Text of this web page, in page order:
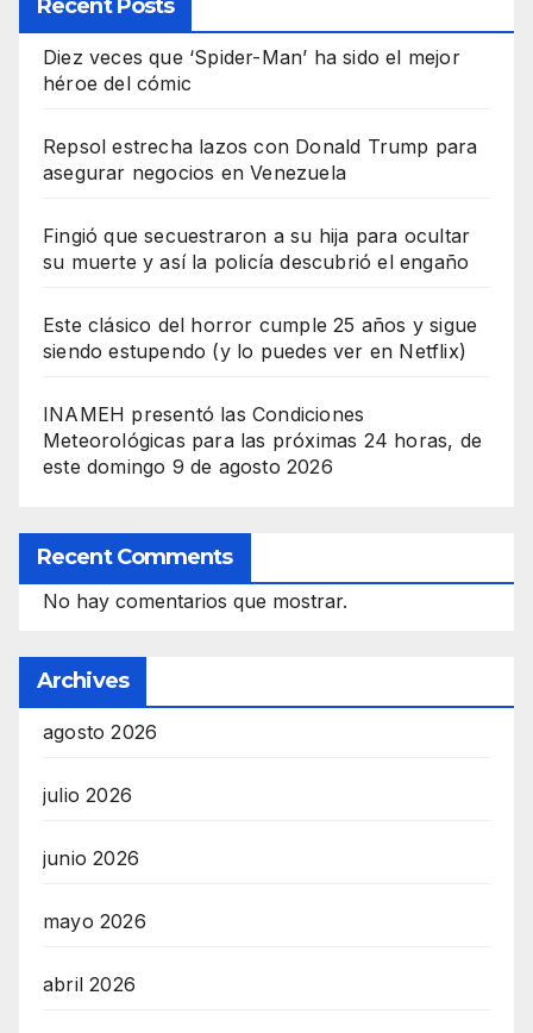
Recent Posts
Diez veces que ‘Spider-Man’ ha sido el mejor
héroe del cómic
Repsol estrecha lazos con Donald Trump para
asegurar negocios en Venezuela
Fingió que secuestraron a su hija para ocultar
su muerte y así la policía descubrió el engaño
Este clásico del horror cumple 25 años y sigue
siendo estupendo (y lo puedes ver en Netflix)
INAMEH presentó las Condiciones
Meteorológicas para las próximas 24 horas, de
este domingo 9 de agosto 2026
Recent Comments
No hay comentarios que mostrar.
Archives
agosto 2026
julio 2026
junio 2026
mayo 2026
abril 2026